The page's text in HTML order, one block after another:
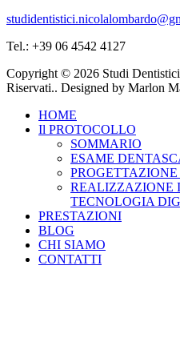
Tel.: +39 06 4542 4127
Copyright © 2026 Studi
Riservati.. Designed by Marlon
HOME
Il PROTOCOLLO
SOMMARIO
ESAME
REALIZZAZIONE
TECNOLOGIA
PRESTAZIONI
BLOG
CHI SIAMO
CONTATTI